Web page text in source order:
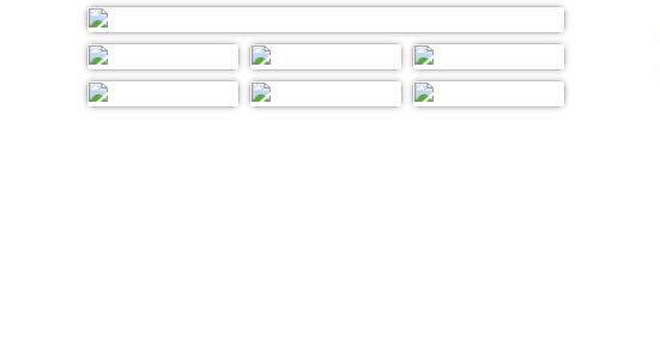
Subaru